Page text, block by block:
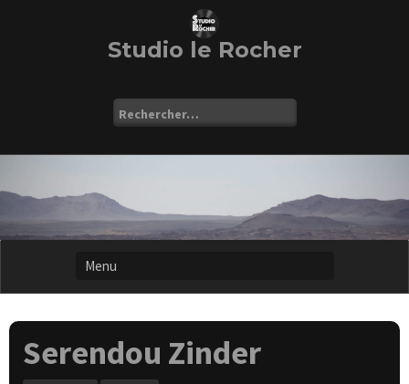
Studio le Rocher
Rechercher :
Serendou Zinder